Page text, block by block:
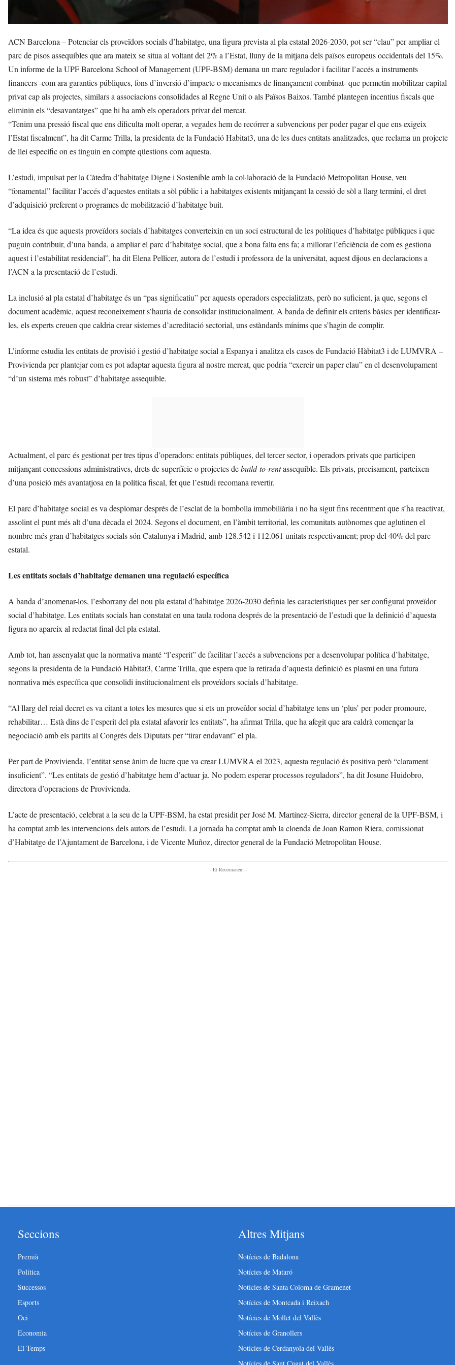
ACN Barcelona – Potenciar els proveïdors socials d’habitatge, una figura prevista al pla estatal 2026-2030, pot ser “clau” per ampliar el
parc de pisos assequibles que ara mateix se situa al voltant del 2% a l’Estat, lluny de la mitjana dels països europeus occidentals del 15%.
Un informe de la UPF Barcelona School of Management (UPF-BSM) demana un marc regulador i facilitar l’accés a instruments
financers -com ara garanties públiques, fons d’inversió d’impacte o mecanismes de finançament combinat- que permetin mobilitzar capital
privat cap als projectes, similars a associacions consolidades al Regne Unit o als Països Baixos. També plantegen incentius fiscals que
eliminin els “desavantatges” que hi ha amb els operadors privat del mercat.
“Tenim una pressió fiscal que ens dificulta molt operar, a vegades hem de recórrer a subvencions per poder pagar el que ens exigeix
l’Estat fiscalment”, ha dit Carme Trilla, la presidenta de la Fundació Habitat3, una de les dues entitats analitzades, que reclama un projecte
de llei específic on es tinguin en compte qüestions com aquesta.
L’estudi, impulsat per la Càtedra d’habitatge Digne i Sostenible amb la col·laboració de la Fundació Metropolitan House, veu
“fonamental” facilitar l’accés d’aquestes entitats a sòl públic i a habitatges existents mitjançant la cessió de sòl a llarg termini, el dret
d’adquisició preferent o programes de mobilització d’habitatge buit.
“La idea és que aquests proveïdors socials d’habitatges converteixin en un soci estructural de les polítiques d’habitatge públiques i que
puguin contribuir, d’una banda, a ampliar el parc d’habitatge social, que a bona falta ens fa; a millorar l’eficiència de com es gestiona
aquest i l’estabilitat residencial”, ha dit Elena Pellicer, autora de l’estudi i professora de la universitat, aquest dijous en declaracions a
l’ACN a la presentació de l’estudi.
La inclusió al pla estatal d’habitatge és un “pas significatiu” per aquests operadors especialitzats, però no suficient, ja que, segons el
document acadèmic, aquest reconeixement s’hauria de consolidar institucionalment. A banda de definir els criteris bàsics per identificar-
les, els experts creuen que caldria crear sistemes d’acreditació sectorial, uns estàndards mínims que s’hagin de complir.
L’informe estudia les entitats de provisió i gestió d’habitatge social a Espanya i analitza els casos de Fundació Hàbitat3 i de LUMVRA –
Provivienda per plantejar com es pot adaptar aquesta figura al nostre mercat, que podria “exercir un paper clau” en el desenvolupament
“d’un sistema més robust” d’habitatge assequible.
Actualment, el parc és gestionat per tres tipus d’operadors: entitats públiques, del tercer sector, i operadors privats que participen
mitjançant concessions administratives, drets de superfície o projectes debuild-to-rentassequible. Els privats, precisament, parteixen
d’una posició més avantatjosa en la política fiscal, fet que l’estudi recomana revertir.
El parc d’habitatge social es va desplomar després de l’esclat de la bombolla immobiliària i no ha sigut fins recentment que s’ha reactivat,
assolint el punt més alt d’una dècada el 2024. Segons el document, en l’àmbit territorial, les comunitats autònomes que aglutinen el
nombre més gran d’habitatges socials són Catalunya i Madrid, amb 128.542 i 112.061 unitats respectivament; prop del 40% del parc
estatal.
Les entitats socials d’habitatge demanen una regulació específica
A banda d’anomenar-los, l’esborrany del nou pla estatal d’habitatge 2026-2030 definia les característiques per ser configurat proveïdor
social d’habitatge. Les entitats socials han constatat en una taula rodona després de la presentació de l’estudi que la definició d’aquesta
figura no apareix al redactat final del pla estatal.
Amb tot, han assenyalat que la normativa manté “l’esperit” de facilitar l’accés a subvencions per a desenvolupar política d’habitatge,
segons la presidenta de la Fundació Hàbitat3, Carme Trilla, que espera que la retirada d’aquesta definició es plasmi en una futura
normativa més específica que consolidi institucionalment els proveïdors socials d’habitatge.
“Al llarg del reial decret es va citant a totes les mesures que si ets un proveïdor social d’habitatge tens un ‘plus’ per poder promoure,
rehabilitar… Està dins de l’esperit del pla estatal afavorir les entitats”, ha afirmat Trilla, que ha afegit que ara caldrà començar la
negociació amb els partits al Congrés dels Diputats per “tirar endavant” el pla.
Per part de Provivienda, l’entitat sense ànim de lucre que va crear LUMVRA el 2023, aquesta regulació és positiva però “clarament
insuficient”. “Les entitats de gestió d’habitatge hem d’actuar ja. No podem esperar processos reguladors”, ha dit Josune Huidobro,
directora d’operacions de Provivienda.
L’acte de presentació, celebrat a la seu de la UPF-BSM, ha estat presidit per José M. Martínez-Sierra, director general de la UPF-BSM, i
ha comptat amb les intervencions dels autors de l’estudi. La jornada ha comptat amb la cloenda de Joan Ramon Riera, comissionat
d’Habitatge de l’Ajuntament de Barcelona, i de Vicente Muñoz, director general de la Fundació Metropolitan House.
- Et Recomanem -
Seccions
Premià
Política
Successos
Esports
Oci
Economia
El Temps
Altres Mitjans
Notícies de Badalona
Notícies de Mataró
Notícies de Santa Coloma de Gramenet
Notícies de Montcada i Reixach
Notícies de Mollet del Vallès
Notícies de Granollers
Notícies de Cerdanyola del Vallès